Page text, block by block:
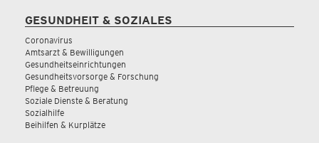
GESUNDHEIT & SOZIALES
Coronavirus
Amtsarzt & Bewilligungen
Gesundheitseinrichtungen
Gesundheitsvorsorge & Forschung
Pflege & Betreuung
Soziale Dienste & Beratung
Sozialhilfe
Beihilfen & Kurplätze